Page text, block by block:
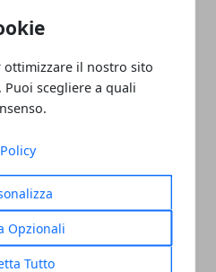
il nostro sito
scegliere a quali
Opzionali
Tutto
console russo